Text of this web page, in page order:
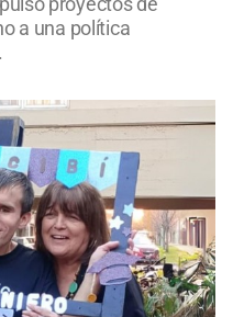
a una política